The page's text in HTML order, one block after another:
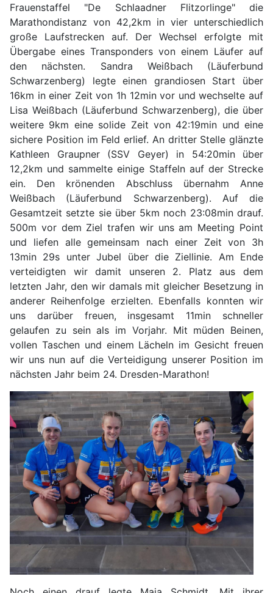
Frauenstaffel "De Schlaadner Flitzorlinge" die
Marathondistanz von 42,2km in vier unterschiedlich
große Laufstrecken auf. Der Wechsel erfolgte mit
Übergabe eines Transponders von einem Läufer auf
den nächsten.
Sandra Weißbach (Läuferbund
Schwarzenberg) legte einen grandiosen Start über
16km in einer Zeit von 1h 12min vor und wechselte auf
Lisa Weißbach (Läuferbund Schwarzenberg), die über
weitere 9km eine solide Zeit von 42:19min und eine
sichere Position im Feld erlief. An dritter Stelle glänzte
Kathleen Graupner (SSV Geyer) in 54:20min über
12,2km und sammelte einige Staffeln auf der Strecke
ein. Den krönenden Abschluss übernahm Anne
Weißbach (Läuferbund Schwarzenberg). Auf die
Gesamtzeit setzte sie über 5km noch 23:08min drauf.
500m vor dem Ziel trafen wir uns am Meeting Point
und liefen alle gemeinsam nach einer Zeit von 3h
13min 29s unter Jubel über die Ziellinie. Am Ende
verteidigten wir damit unseren 2. Platz aus dem
letzten Jahr, den wir damals mit gleicher Besetzung in
anderer Reihenfolge erzielten. Ebenfalls konnten wir
uns darüber freuen, insgesamt 11min schneller
gelaufen zu sein als im Vorjahr. Mit müden Beinen,
vollen Taschen und einem Lächeln im Gesicht freuen
wir uns nun auf die Verteidigung unserer Position im
nächsten Jahr beim 24. Dresden-Marathon!